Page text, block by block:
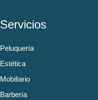
Servicios
Peluquería
Estética
Mobiliario
Barbería